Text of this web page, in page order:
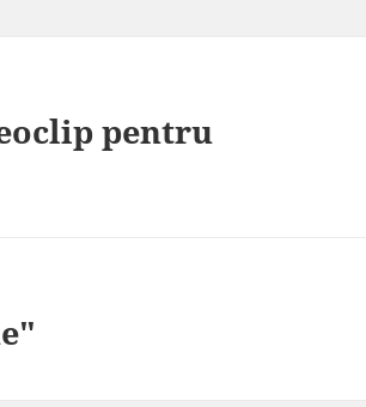
pentru